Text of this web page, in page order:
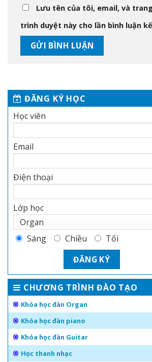
ĐĂNG KÝ HỌC
Học viên
Email
Điện thoại
Lớp học
Sáng Chiều Tối
CHƯƠNG TRÌNH ĐÀO TẠO
Khóa học đàn Organ
Khóa học đàn piano
Khóa học đàn Guitar
Học thanh nhạc
Lưu tên của tôi, email, và
trình duyệt này cho lần bình luận